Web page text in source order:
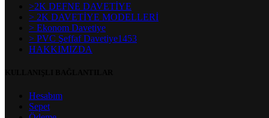
>2K DEFNE DAVETİYE
> 2K DAVETİYE MODELLERİ
> Ekonom Davetiye
> PVC Şeffaf Davetiye1453
HAKKIMIZDA
Hesabım
Sepet